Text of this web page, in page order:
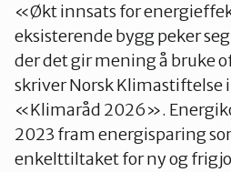
«Økt innsats for
eksisterende bygg peker
der det gir mening å bruke
skriver Norsk Klimastiftelse
«Klimaråd 2026».
2023 fram energisparing
enkelttiltaket for ny og